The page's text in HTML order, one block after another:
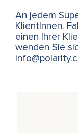
An jedem
KlientInnen.
einen Ihrer
wenden Sie